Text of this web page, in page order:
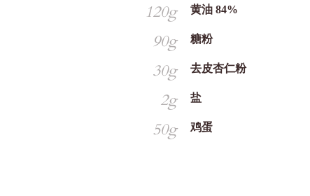
120g 黄油 84%
90g 糖粉
30g 去皮杏仁粉
2g 盐
50g 鸡蛋